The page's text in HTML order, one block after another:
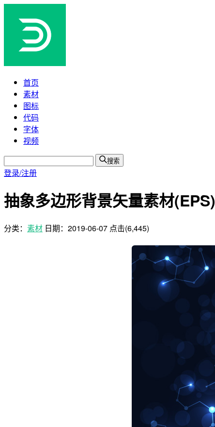
首页
素材
图标
代码
字体
视频
搜索
登录/注册
抽象多边形背景矢量素材(EPS)
分类： 素材 日期： 2019-06-07 点击(6,445)